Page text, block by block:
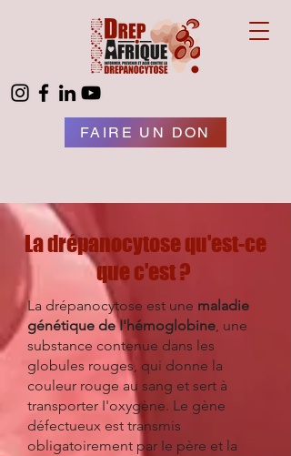
FAIRE UN DON
La drépanocytose qu'est-ce
que c'est ?
La drépanocytose est une maladie
génétique de I'hémoglobine, une
substance contenue dans les
globules rouges, qui donne la
couleur rouge au sang et sert à
transporter I'oxygène. Le gène
défectueux est transmis
obligatoirement par Ie père et la